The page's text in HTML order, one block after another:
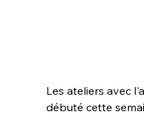
Les ateliers avec
débuté cette